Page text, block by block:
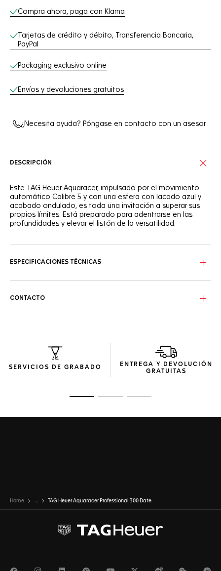
Compra ahora, paga con Klarna
Tarjetas de crédito y débito, Transferencia Bancaria,
PayPal
Packaging exclusivo online
Envíos y devoluciones gratuitos
¿Necesita ayuda? Póngase en contacto con un asesor
DESCRIPCIÓN
Este TAG Heuer Aquaracer, impulsado por el movimiento
automático Calibre 5 y con una esfera con lacado azul y
acabado ondulado, es toda una invitación a superar sus
propios límites. Está preparado para adentrarse en las
profundidades y elevar el listón de la versatilidad.
diamantes VS (0,078 quilates) que ponen de relieve su
Fiel al icónico legado del Aquaracer, la nueva caja
estilizada de 36 mm combina texturas satinadas y pulidas
garantizar un sistema de ajuste óptimo. Un aliado
imprescindible para los buceadores.
ESPECIFICACIONES TÉCNICAS
CONTACTO
SERVICIOS DE GRABADO
ENTREGA Y DEVOLUCIÓN
GRATUITAS
Home ... TAG Heuer Aquaracer Professional 300 Date